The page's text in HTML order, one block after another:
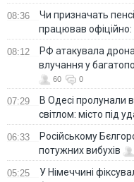
08:36
Чи призначать
працював
08:12
РФ атакувала
влучання у
60 0
07:29
В Одесі пролунали
світлом: місто під
06:33
Російському
потужних вибухів
05:25
У Німеччині